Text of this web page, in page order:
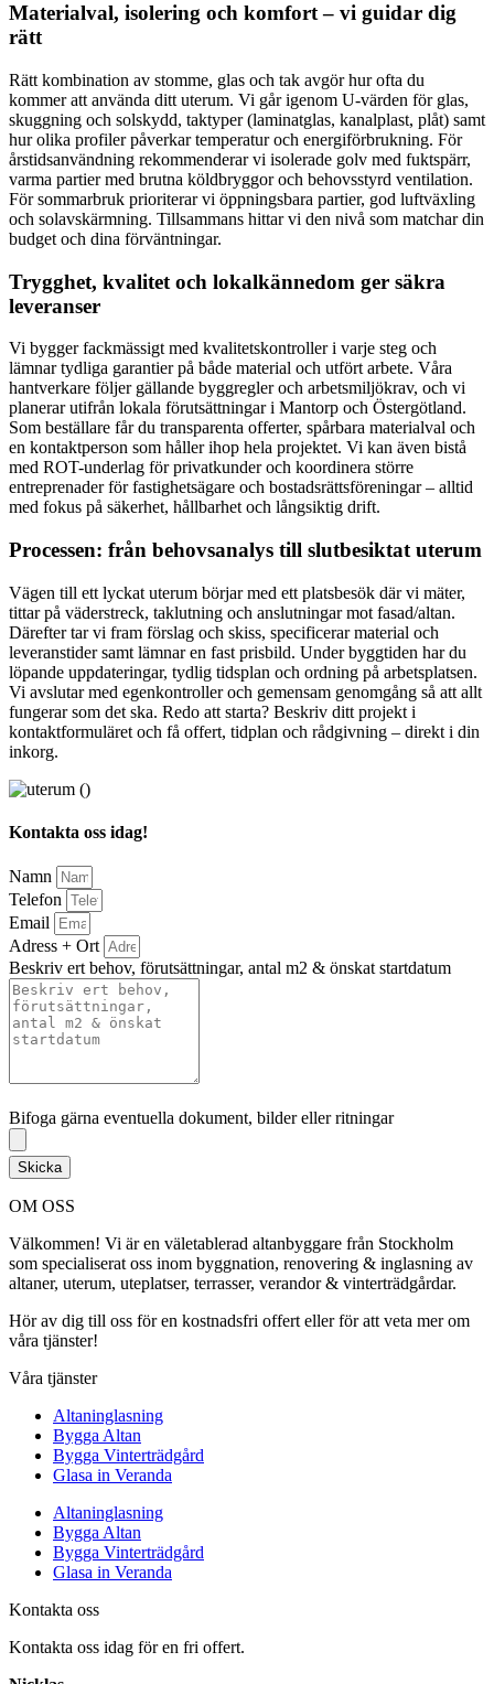
Materialval, isolering och komfort – vi guidar dig
rätt
Rätt kombination av stomme, glas och tak avgör hur ofta du
kommer att använda ditt uterum. Vi går igenom U-värden för glas,
skuggning och solskydd, taktyper (laminatglas, kanalplast, plåt) samt
hur olika profiler påverkar temperatur och energiförbrukning. För
årstidsanvändning rekommenderar vi isolerade golv med fuktspärr,
varma partier med brutna köldbryggor och behovsstyrd ventilation.
För sommarbruk prioriterar vi öppningsbara partier, god luftväxling
och solavskärmning. Tillsammans hittar vi den nivå som matchar din
budget och dina förväntningar.
Trygghet, kvalitet och lokalkännedom ger säkra
leveranser
Vi bygger fackmässigt med kvalitetskontroller i varje steg och
lämnar tydliga garantier på både material och utfört arbete. Våra
hantverkare följer gällande byggregler och arbetsmiljökrav, och vi
planerar utifrån lokala förutsättningar i Mantorp och Östergötland.
Som beställare får du transparenta offerter, spårbara materialval och
en kontaktperson som håller ihop hela projektet. Vi kan även bistå
med ROT-underlag för privatkunder och koordinera större
entreprenader för fastighetsägare och bostadsrättsföreningar – alltid
med fokus på säkerhet, hållbarhet och långsiktig drift.
Processen: från behovsanalys till slutbesiktat uterum
Vägen till ett lyckat uterum börjar med ett platsbesök där vi mäter,
tittar på väderstreck, taklutning och anslutningar mot fasad/altan.
Därefter tar vi fram förslag och skiss, specificerar material och
leveranstider samt lämnar en fast prisbild. Under byggtiden har du
löpande uppdateringar, tydlig tidsplan och ordning på arbetsplatsen.
Vi avslutar med egenkontroller och gemensam genomgång så att allt
fungerar som det ska. Redo att starta? Beskriv ditt projekt i
kontaktformuläret och få offert, tidplan och rådgivning – direkt i din
inkorg.
Kontakta oss idag!
Namn
Telefon
Email
Adress + Ort
Beskriv ert behov, förutsättningar, antal m2 & önskat startdatum
Bifoga gärna eventuella dokument, bilder eller ritningar
Skicka
OM OSS
Välkommen! Vi är en väletablerad altanbyggare från Stockholm
som specialiserat oss inom byggnation, renovering & inglasning av
altaner, uterum, uteplatser, terrasser, verandor & vinterträdgårdar.
Hör av dig till oss för en kostnadsfri offert eller för att veta mer om
våra tjänster!
Våra tjänster
Altaninglasning
Bygga Altan
Bygga Vinterträdgård
Glasa in Veranda
Altaninglasning
Bygga Altan
Bygga Vinterträdgård
Glasa in Veranda
Kontakta oss
Kontakta oss idag för en fri offert.